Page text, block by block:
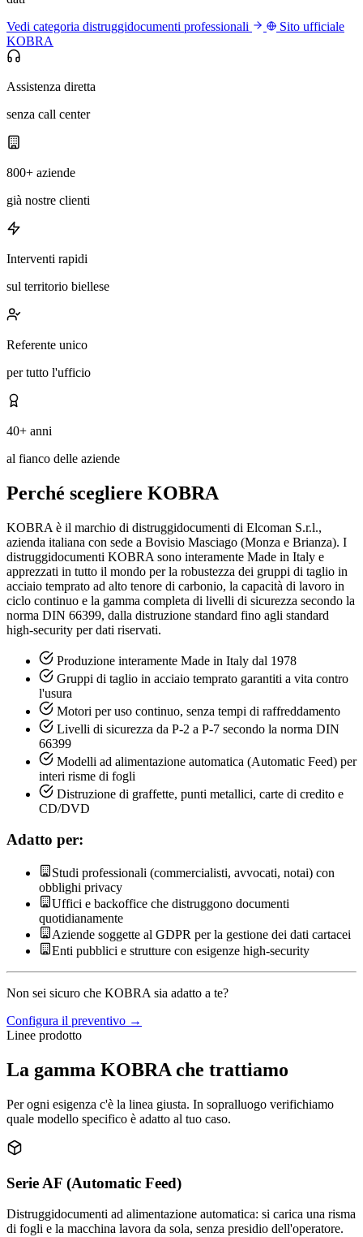
Vedi categoria distruggidocumenti professionali
Sito ufficiale
KOBRA
Assistenza diretta
senza call center
800+ aziende
già nostre clienti
Interventi rapidi
sul territorio biellese
Referente unico
per tutto l'ufficio
40+ anni
al fianco delle aziende
Perché scegliere KOBRA
KOBRA è il marchio di distruggidocumenti di Elcoman S.r.l.,
azienda italiana con sede a Bovisio Masciago (Monza e Brianza). I
distruggidocumenti KOBRA sono interamente Made in Italy e
apprezzati in tutto il mondo per la robustezza dei gruppi di taglio in
acciaio temprato ad alto tenore di carbonio, la capacità di lavoro in
ciclo continuo e la gamma completa di livelli di sicurezza secondo la
norma DIN 66399, dalla distruzione standard fino agli standard
high-security per dati riservati.
Produzione interamente Made in Italy dal 1978
Gruppi di taglio in acciaio temprato garantiti a vita contro
l'usura
Motori per uso continuo, senza tempi di raffreddamento
Livelli di sicurezza da P-2 a P-7 secondo la norma DIN
66399
Modelli ad alimentazione automatica (Automatic Feed) per
interi risme di fogli
Distruzione di graffette, punti metallici, carte di credito e
CD/DVD
Adatto per:
Studi professionali (commercialisti, avvocati, notai) con
obblighi privacy
Uffici e backoffice che distruggono documenti
quotidianamente
Aziende soggette al GDPR per la gestione dei dati cartacei
Enti pubblici e strutture con esigenze high-security
Non sei sicuro che KOBRA sia adatto a te?
Configura il preventivo →
Linee prodotto
La gamma KOBRA che trattiamo
Per ogni esigenza c'è la linea giusta. In sopralluogo verifichiamo
quale modello specifico è adatto al tuo caso.
Serie AF (Automatic Feed)
Distruggidocumenti ad alimentazione automatica: si carica una risma
di fogli e la macchina lavora da sola, senza presidio dell'operatore.